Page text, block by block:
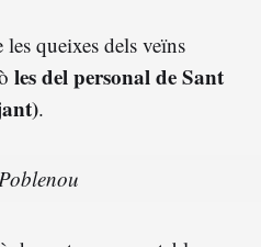
queixes dels veïns
les del personal de Sant
.